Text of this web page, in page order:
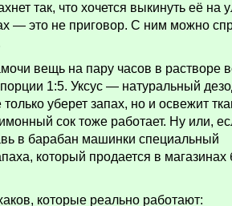
так, что хочется выкинуть её на
— это не приговор. С ним можно
вещь на пару часов в растворе
1:5. Уксус — натуральный
только уберет запах, но и освежит
сок тоже работает. Ну или,
в барабан машинки специальный
который продается в
которые реально работают: